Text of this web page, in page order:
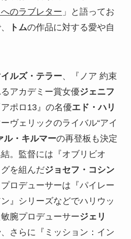
のラブレター 」と語ってお
トムの作品に対する愛や自
ルズ・テラー、『ノア 約束
アカデミー賞女優ジェニフ
ポロ13』の名優エド・ハリ
ヴェリックのライバル“アイ
ル・キルマーの再登板も決定
。監督には『オブリビオ
を組んだジョセフ・コシン
ロデューサーは『パイレー
』シリーズなどでハリウッ
腕プロデューサージェリ
、さらに『ミッション：イン